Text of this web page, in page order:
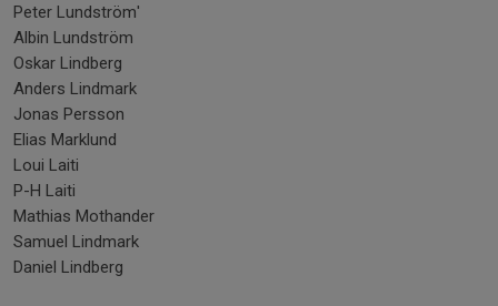
Peter Lundström'
Albin Lundström
Oskar Lindberg
Anders Lindmark
Jonas Persson
Elias Marklund
Loui Laiti
P-H Laiti
Mathias Mothander
Samuel Lindmark
Daniel Lindberg